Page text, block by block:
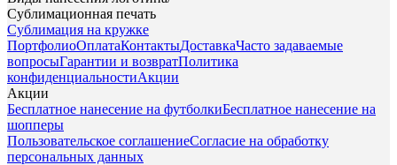
Сублимационная печать
Сублимация на кружке
ПортфолиоОплатаКонтактыДоставкаЧасто задаваемые
вопросыГарантии и возвратПолитика
конфиденциальностиАкции
Акции
Бесплатное нанесение на футболкиБесплатное нанесение на
шопперы
Пользовательское соглашениеСогласие на обработку
персональных данных